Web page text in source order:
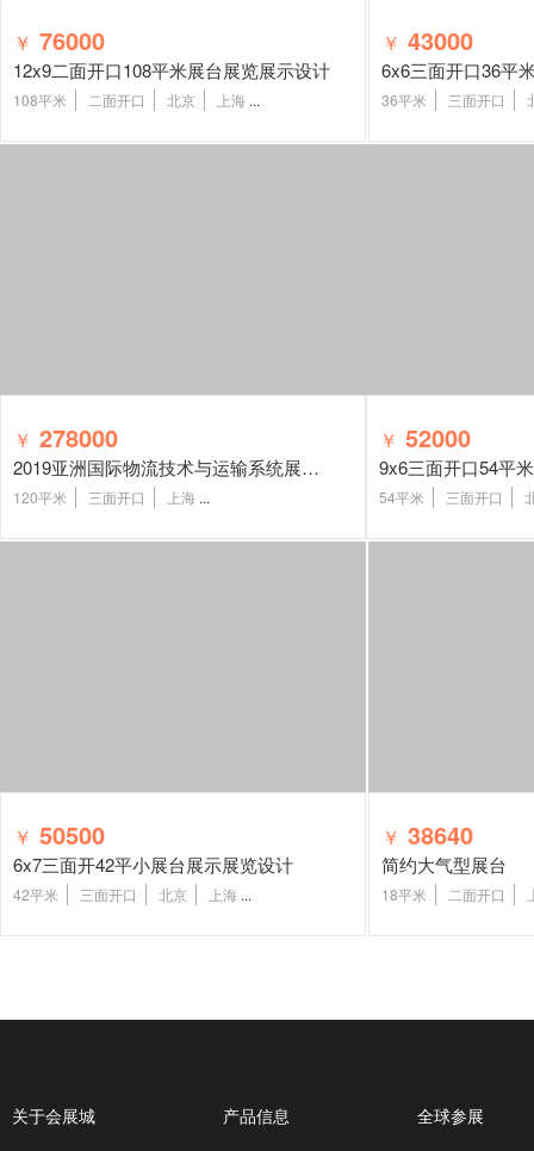
￥ 76000
12x9二面开口108平米展台展览展示设计
108平米 二面开口 北京 上海 ...
￥ 43000
6x6三面开口36平
36平米 三面开口
￥ 278000
2019亚洲国际物流技术与运输系统展展台设计搭建
120平米 三面开口 上海 ...
￥ 52000
9x6三面开口54平
54平米 三面开口
￥ 50500
6x7三面开42平小展台展示展览设计
42平米 三面开口 北京 上海 ...
￥ 38640
简约大气型展台
18平米 二面开口
关于会展城 产品信息 全球参展